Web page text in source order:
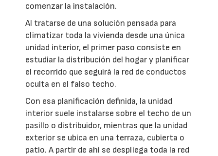
comenzar la instalación.
Al tratarse de una solución pensada para
climatizar toda la vivienda desde una única
unidad interior, el primer paso consiste en
estudiar la distribución del hogar y planificar
el recorrido que seguirá la red de conductos
oculta en el falso techo.
Con esa planificación definida, la unidad
interior suele instalarse sobre el techo de un
pasillo o distribuidor, mientras que la unidad
exterior se ubica en una terraza, cubierta o
patio. A partir de ahí se despliega toda la red